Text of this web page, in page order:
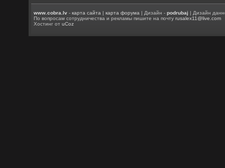
www.cobra.lv -карта сайта |карта форума | Дизайн -podrubaj | Дизайн
По вопросам сотрудничества и рекламы пишите на почтуrusalex11@live.com
Хостинг отuCoz